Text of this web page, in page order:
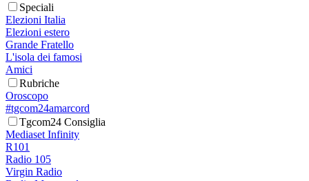
Speciali
Elezioni Italia
Elezioni estero
Grande Fratello
L'isola dei famosi
Amici
Rubriche
Oroscopo
#tgcom24amarcord
Tgcom24 Consiglia
Mediaset Infinity
R101
Radio 105
Virgin Radio